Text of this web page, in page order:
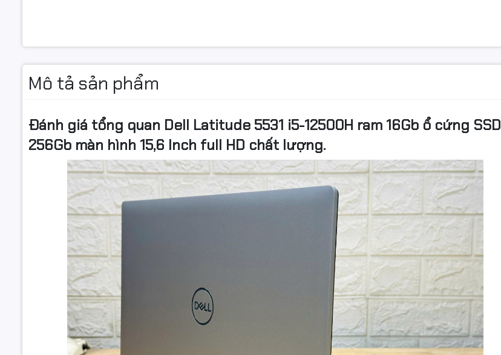
Mô tả sản phẩm
Đánh giá tổng quan Dell Latitude 5531 i5-12500H ram 16Gb ổ cứng SSD
256Gb màn hình 15,6 Inch full HD chất lượng.